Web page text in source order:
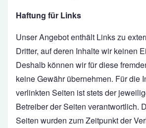
Haftung für Links
Unser Angebot enthält Links zu
Dritter, auf deren Inhalte wir keinen
Deshalb können wir für diese
keine Gewähr übernehmen. Für die
verlinkten Seiten ist stets der
Betreiber der Seiten verantwortlich.
Seiten wurden zum Zeitpunkt der